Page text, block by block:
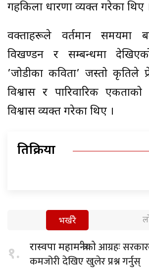
गहकिला धारणा व्यक्त गरेका थिए
वक्ताहरूले वर्तमान समयमा
विखण्डन र सम्बन्धमा
’जोडीका कविता’ जस्तो कृतिले
विश्वास र पारिवारिक
विश्वास व्यक्त गरेका थिए ।
प्रतिक्रिया
भर्खरै
१. रास्वपा महामन्त्रीकोआग्रहः
कमजोरी देखिए खुलेर प्रश्न गर्नुस्